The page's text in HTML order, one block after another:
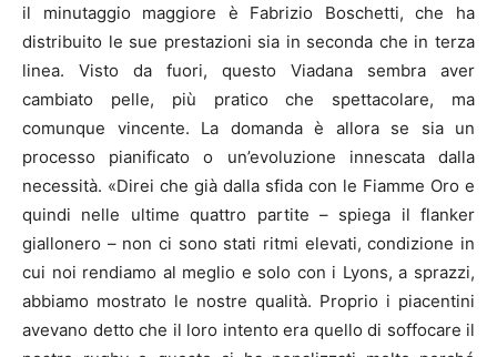
il minutaggio maggiore è Fabrizio Boschetti, che ha
distribuito le sue prestazioni sia in seconda che in terza
linea. Visto da fuori, questo Viadana sembra aver
cambiato pelle, più pratico che spettacolare, ma
comunque vincente. La domanda è allora se sia un
processo pianificato o un’evoluzione innescata dalla
necessità. «Direi che già dalla sfida con le Fiamme Oro e
quindi nelle ultime quattro partite – spiega il flanker
giallonero – non ci sono stati ritmi elevati, condizione in
cui noi rendiamo al meglio e solo con i Lyons, a sprazzi,
abbiamo mostrato le nostre qualità. Proprio i piacentini
avevano detto che il loro intento era quello di soffocare il